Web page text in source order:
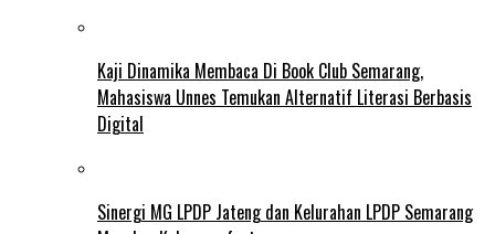
Kaji Dinamika Membaca Di Book Club Semarang,
Mahasiswa Unnes Temukan Alternatif Literasi Berbasis
Digital
Sinergi MG LPDP Jateng dan Kelurahan LPDP Semarang